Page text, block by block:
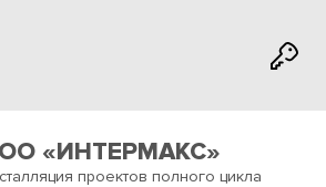
«ИНТЕРМАКС»
проектов полного цикла